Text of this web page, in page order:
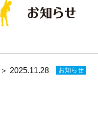
＞ 2025.11.28 お知らせ